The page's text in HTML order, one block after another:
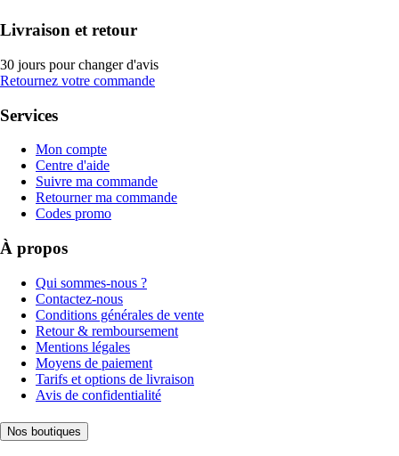
Livraison et retour
30 jours pour changer d'avis
Retournez votre commande
Services
Mon compte
Centre d'aide
Suivre ma commande
Retourner ma commande
Codes promo
À propos
Qui sommes-nous ?
Contactez-nous
Conditions générales de vente
Retour & remboursement
Mentions légales
Moyens de paiement
Tarifs et options de livraison
Avis de confidentialité
Nos boutiques